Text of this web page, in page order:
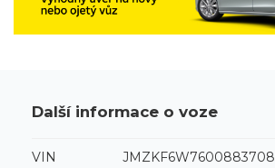
Další informace o voze
VIN JMZKF6W7600883708